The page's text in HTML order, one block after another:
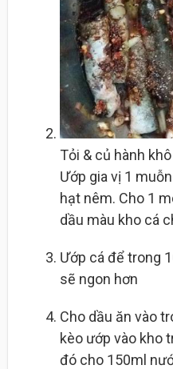
Tỏi & củ hành
Ướp gia vị 1
hạt nêm. Cho 1
dầu màu kho cá
Ướp cá để trong
sẽ ngon hơn
Cho dầu ăn vào
kèo ướp vào kho
đó cho 150ml